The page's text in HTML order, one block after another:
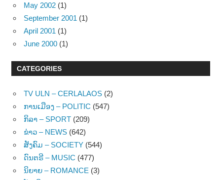
May 2002 (1)
September 2001 (1)
April 2001 (1)
June 2000 (1)
CATEGORIES
TV ULN – CERLALAOS (2)
ການເມືອງ – POLITIC (547)
ກິລາ – SPORT (209)
ຂ່າວ – NEWS (642)
ສັງຄົມ – SOCIETY (544)
ດົນຕຣີ – MUSIC (477)
ນິຍາຍ – ROMANCE (3)